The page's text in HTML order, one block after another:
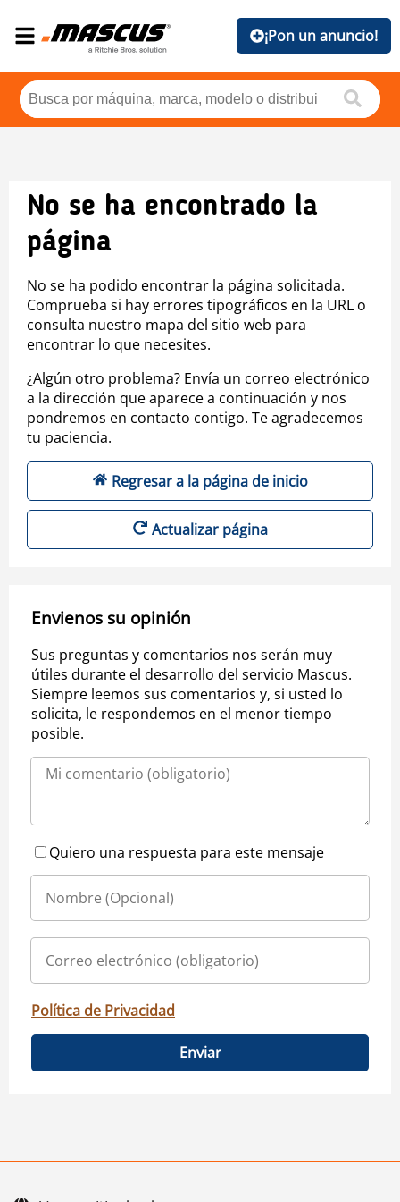
¡Pon un anuncio!
No se ha encontrado la
página
No se ha podido encontrar la página solicitada.
Comprueba si hay errores tipográficos en la URL o
consulta nuestro mapa del sitio web para
encontrar lo que necesites.
¿Algún otro problema? Envía un correo electrónico
a la dirección que aparece a continuación y nos
pondremos en contacto contigo. Te agradecemos
tu paciencia.
Regresar a la página de inicio
Actualizar página
Envienos su opinión
Sus preguntas y comentarios nos serán muy
útiles durante el desarrollo del servicio Mascus.
Siempre leemos sus comentarios y, si usted lo
solicita, le respondemos en el menor tiempo
posible.
Quiero una respuesta para este mensaje
Política de Privacidad
Enviar